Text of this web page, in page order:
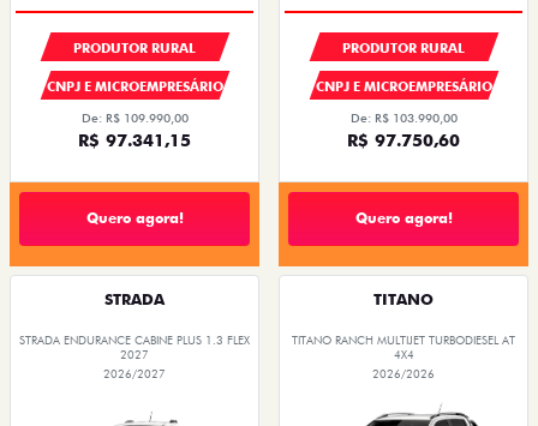
PRODUTOR RURAL
CNPJ E MICROEMPRESÁRIO
De: R$ 109.990,00
R$ 97.341,15
Quero agora!
PRODUTOR RURAL
CNPJ E MICROEMPRESÁRIO
De: R$ 103.990,00
R$ 97.750,60
Quero agora!
STRADA
STRADA ENDURANCE CABINE PLUS 1.3 FLEX
2027
2026/2027
TITANO
TITANO RANCH MULTIJET TURBODIESEL AT
4X4
2026/2026